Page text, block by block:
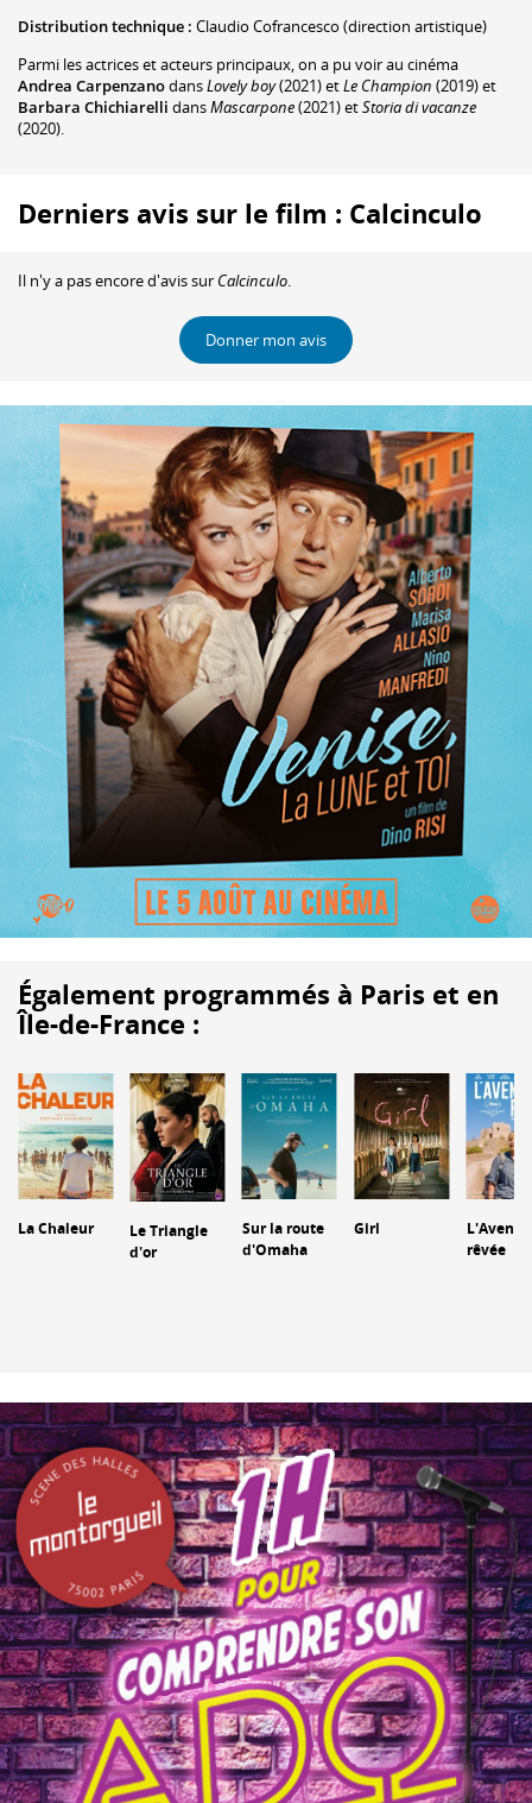
Distribution technique : Claudio Cofrancesco (direction artistique)
Parmi les actrices et acteurs principaux, on a pu voir au cinéma
Andrea CarpenzanodansLovely boy(2021) etLe Champion (2019) et
Barbara Chichiarelli dansMascarpone(2021) etStoria di vacanze
(2020).
Derniers avis sur le film : Calcinculo
Il n'y a pas encore d'avis sur Calcinculo.
Donner mon avis
Également programmés à Paris et en
Île-de-France :
La Chaleur
Le Triangle
d'or
Sur la route
d'Omaha
Girl
rêvée